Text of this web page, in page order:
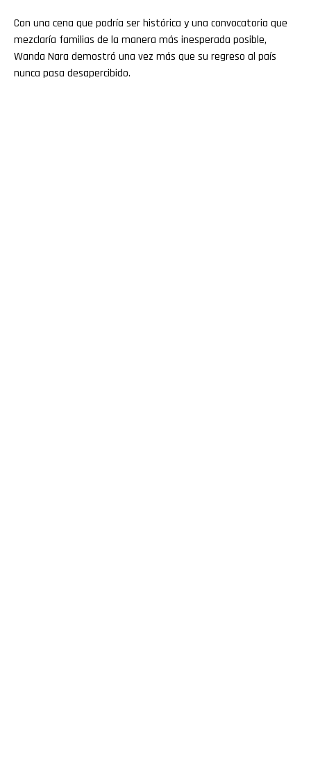
Con una cena que podría ser histórica y una convocatoria que
mezclaría familias de la manera más inesperada posible,
Wanda Nara demostró una vez más que su regreso al país
nunca pasa desapercibido.